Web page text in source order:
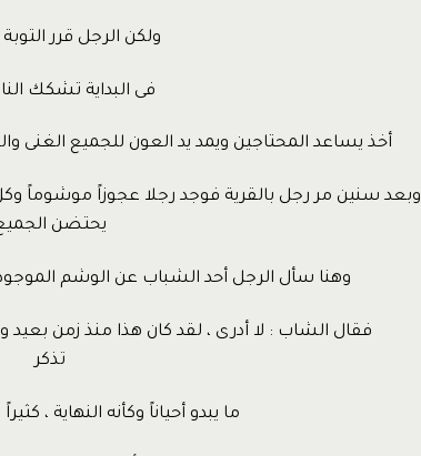
ولكن الرجل قرر التوبة
فى البداية تشكك
أخذ يساعد المحتاجين ويمد يد العون للجميع الغنى
وبعد سنين مر رجل بالقرية فوجد رجلا عجوزاً موشوماً
يحتضن
وهنا سأل الرجل أحد الشباب عن الوشم
فقال الشاب : لا أدرى ، لقد كان هذا منذ زمن بعيد
تذكر
ما يبدو أحياناً وكأنه النهاية ،